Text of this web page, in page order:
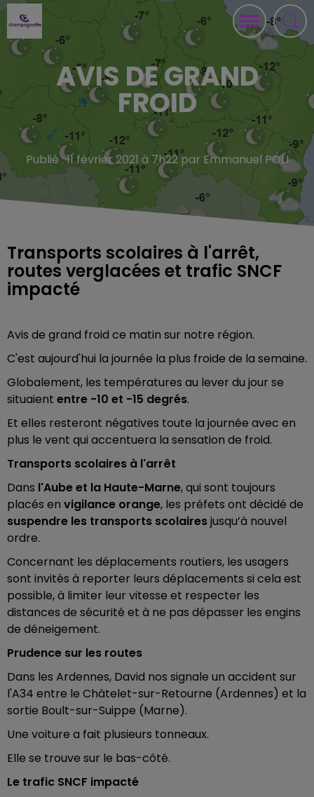
AVIS DE GRAND
FROID
Publié : 11 février 2021 à 7h22 par Emmanuel POLI
Transports scolaires à l'arrêt,
routes verglacées et trafic SNCF
impacté
Avis de grand froid ce matin sur notre région.
C'est aujourd'hui la journée la plus froide de la semaine.
Globalement, les températures au lever du jour se
situaient entre -10 et -15 degrés.
Et elles resteront négatives toute la journée avec en
plus le vent qui accentuera la sensation de froid.
Transports scolaires à l'arrêt
Dans l'Aube et la Haute-Marne, qui sont toujours
placés en vigilance orange, les préfets ont décidé de
suspendre les transports scolairesjusqu’à nouvel
ordre.
Concernant les déplacements routiers, les usagers
sont invités à reporter leurs déplacements si cela est
possible, à limiter leur vitesse et respecter les
distances de sécurité et à ne pas dépasser les engins
de déneigement.
Prudence sur les routes
Dans les Ardennes, David nos signale un accident sur
l'A34 entre le Châtelet-sur-Retourne (Ardennes) et la
sortie Boult-sur-Suippe (Marne).
Une voiture a fait plusieurs tonneaux.
Elle se trouve sur le bas-côté.
Le trafic SNCF impacté